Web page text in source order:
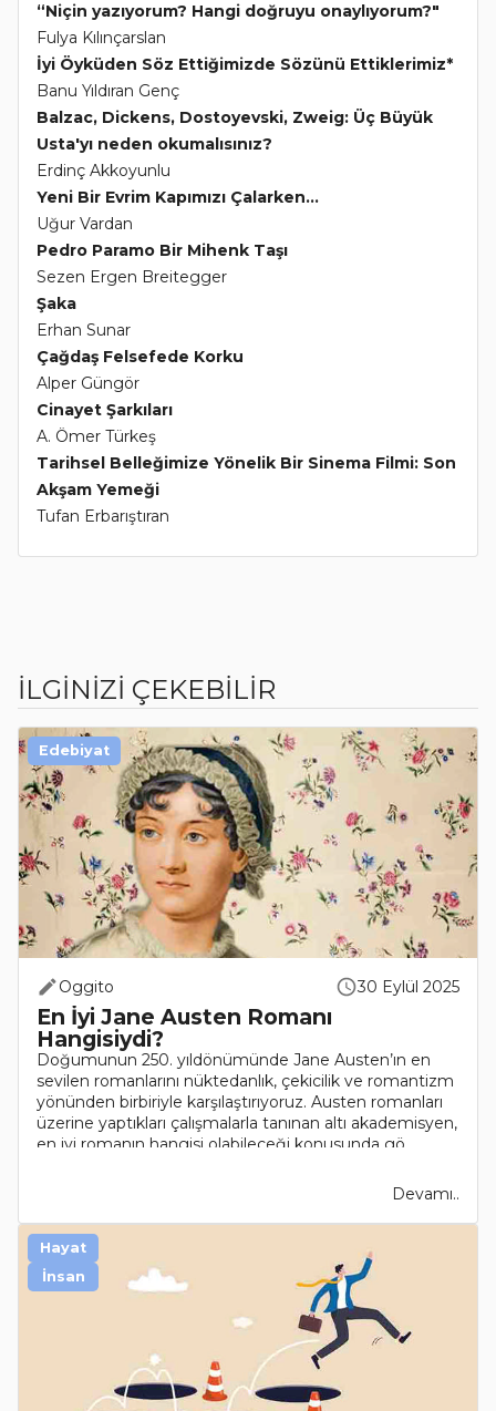
“Niçin yazıyorum? Hangi doğruyu onaylıyorum?"
Fulya Kılınçarslan
İyi Öyküden Söz Ettiğimizde Sözünü Ettiklerimiz*
Banu Yıldıran Genç
Balzac, Dickens, Dostoyevski, Zweig: Üç Büyük
Usta'yı neden okumalısınız?
Erdinç Akkoyunlu
Yeni Bir Evrim Kapımızı Çalarken...
Uğur Vardan
Pedro Paramo Bir Mihenk Taşı
Sezen Ergen Breitegger
Şaka
Erhan Sunar
Çağdaş Felsefede Korku
Alper Güngör
Cinayet Şarkıları
A. Ömer Türkeş
Tarihsel Belleğimize Yönelik Bir Sinema Filmi: Son
Akşam Yemeği
Tufan Erbarıştıran
İLGİNİZİ ÇEKEBİLİR
Oggito 30 Eylül 2025
En İyi Jane Austen Romanı
Hangisiydi?
Doğumunun 250. yıldönümünde Jane Austen’ın en
sevilen romanlarını nüktedanlık, çekicilik ve romantizm
yönünden birbiriyle karşılaştırıyoruz. Austen romanları
üzerine yaptıkları çalışmalarla tanınan altı akademisyen,
en iyi romanın hangisi olabileceği konusunda gö..
Devamı..
Edebiyat
Hayat
İnsan